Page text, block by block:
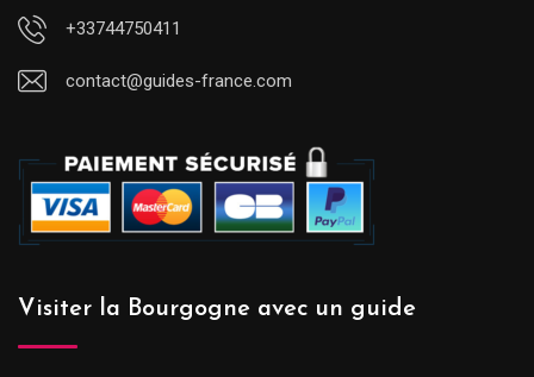
+33744750411
contact@guides-france.com
Visiter la Bourgogne avec un guide